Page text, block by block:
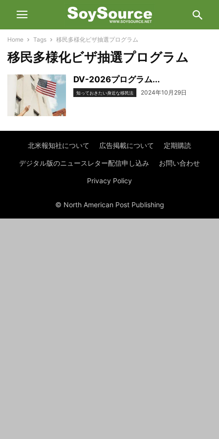
Home Tags 移民多様化ビザ抽選プログラム
移民多様化ビザ抽選プログラム
DV-2026プログラム...
知っておきたい身近な移民法 2024年10月29日
北米報知社について 広告掲載について 定期購読
デジタル版のニュースレター配信申し込み お問い合わせ
Privacy Policy
© North American Post Publishing